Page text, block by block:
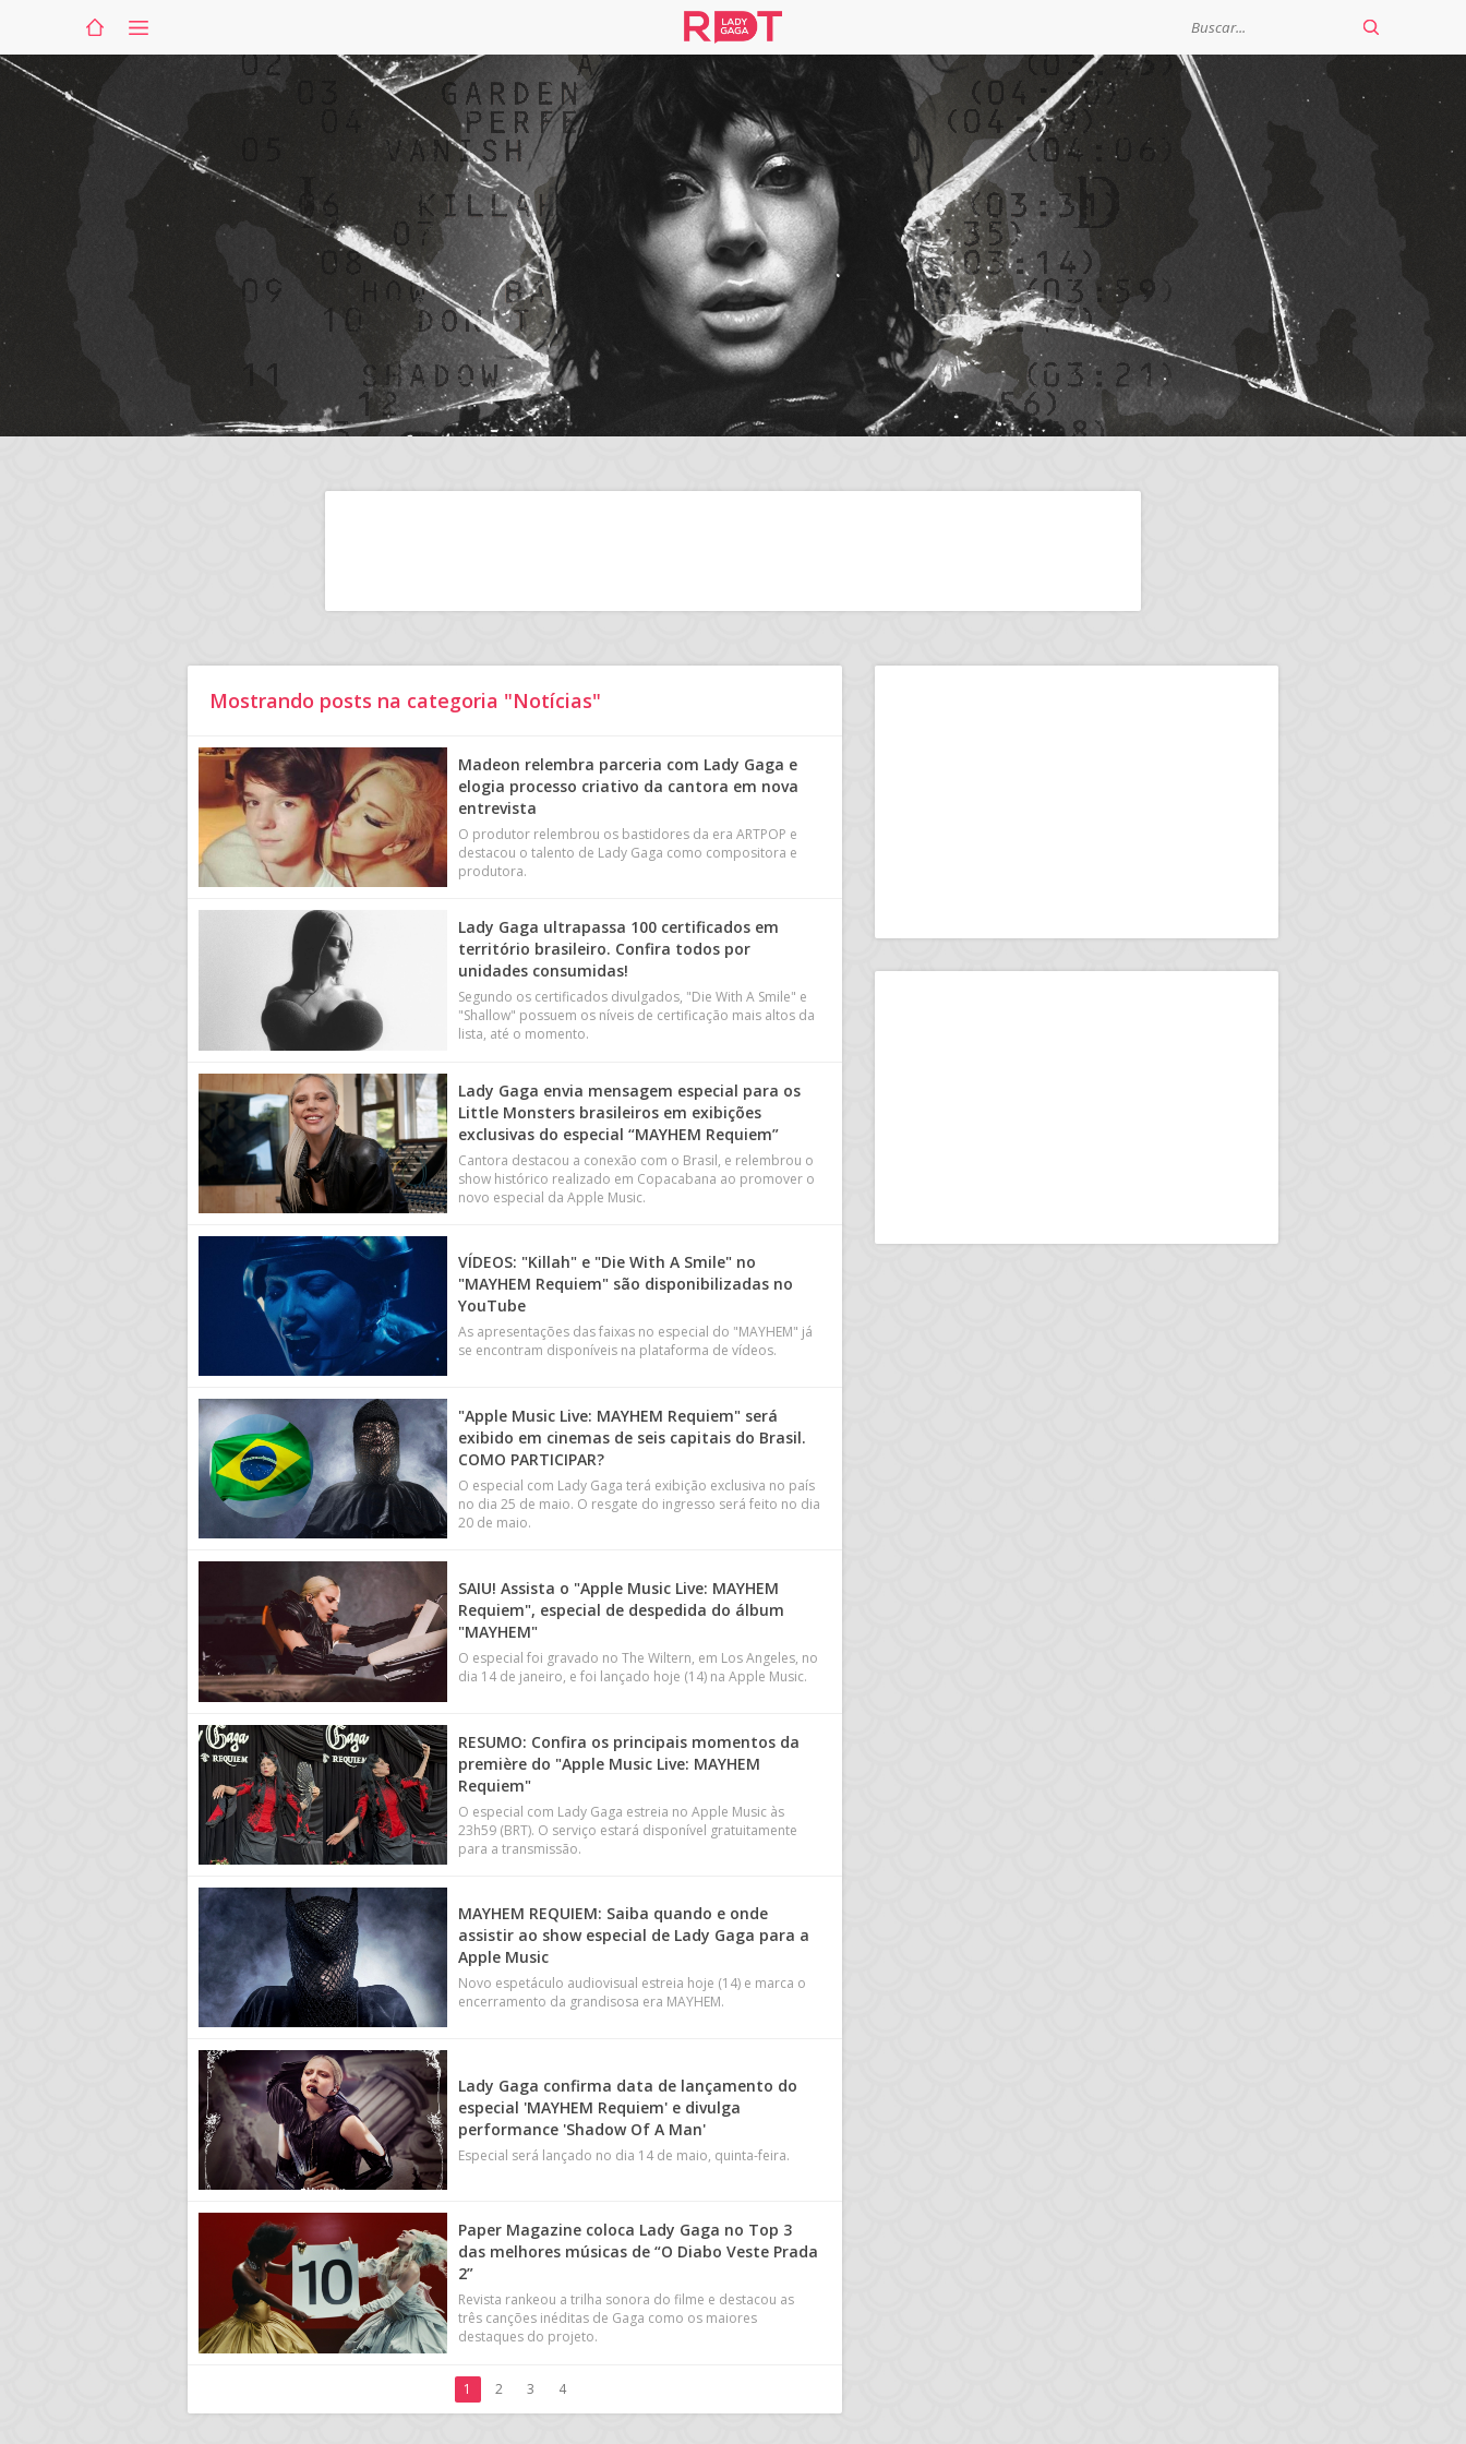
Mostrando posts na categoria "Notícias"
Madeon relembra parceria com Lady Gaga e
elogia processo criativo da cantora em nova
entrevista
O produtor relembrou os bastidores da era ARTPOP e
destacou o talento de Lady Gaga como compositora e
produtora.
Lady Gaga ultrapassa 100 certificados em
território brasileiro. Confira todos por
unidades consumidas!
Segundo os certificados divulgados, "Die With A Smile" e
"Shallow" possuem os níveis de certificação mais altos da
lista, até o momento.
Lady Gaga envia mensagem especial para os
Little Monsters brasileiros em exibições
exclusivas do especial “MAYHEM Requiem”
Cantora destacou a conexão com o Brasil, e relembrou o
show histórico realizado em Copacabana ao promover o
novo especial da Apple Music.
VÍDEOS: "Killah" e "Die With A Smile" no
"MAYHEM Requiem" são disponibilizadas no
YouTube
As apresentações das faixas no especial do "MAYHEM" já
se encontram disponíveis na plataforma de vídeos.
"Apple Music Live: MAYHEM Requiem" será
exibido em cinemas de seis capitais do Brasil.
COMO PARTICIPAR?
O especial com Lady Gaga terá exibição exclusiva no país
no dia 25 de maio. O resgate do ingresso será feito no dia
20 de maio.
SAIU! Assista o "Apple Music Live: MAYHEM
Requiem", especial de despedida do álbum
"MAYHEM"
O especial foi gravado no The Wiltern, em Los Angeles, no
dia 14 de janeiro, e foi lançado hoje (14) na Apple Music.
RESUMO: Confira os principais momentos da
première do "Apple Music Live: MAYHEM
Requiem"
O especial com Lady Gaga estreia no Apple Music às
23h59 (BRT). O serviço estará disponível gratuitamente
para a transmissão.
MAYHEM REQUIEM: Saiba quando e onde
assistir ao show especial de Lady Gaga para a
Apple Music
Novo espetáculo audiovisual estreia hoje (14) e marca o
encerramento da grandisosa era MAYHEM.
Lady Gaga confirma data de lançamento do
especial 'MAYHEM Requiem' e divulga
performance 'Shadow Of A Man'
Especial será lançado no dia 14 de maio, quinta-feira.
Paper Magazine coloca Lady Gaga no Top 3
das melhores músicas de “O Diabo Veste Prada
2”
Revista rankeou a trilha sonora do filme e destacou as
três canções inéditas de Gaga como os maiores
destaques do projeto.
1 2 3 4